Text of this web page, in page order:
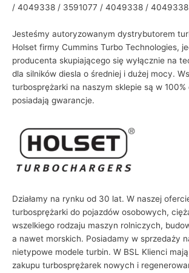
/ 4049338 / 3591077 / 4049338 /
Jesteśmy autoryzowanym dystrybutorem
Holset firmy Cummins Turbo Technologies,
producenta skupiającego się wyłącznie na
dla silników diesla o średniej i dużej mocy.
turbosprężarki na naszym sklepie są w 100%
posiadają gwarancje.
Działamy na rynku od 30 lat. W naszej
turbosprężarki do pojazdów osobowych,
wszelkiego rodzaju maszyn rolniczych,
a nawet morskich. Posiadamy w sprzedaży
nietypowe modele turbin. W BSL Klienci
zakupu turbosprężarek nowych i